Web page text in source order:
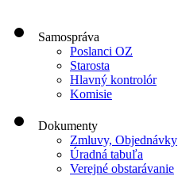
Samospráva
Poslanci OZ
Starosta
Hlavný kontrolór
Komisie
Dokumenty
Zmluvy, Objednávky
Úradná tabuľa
Verejné obstarávanie